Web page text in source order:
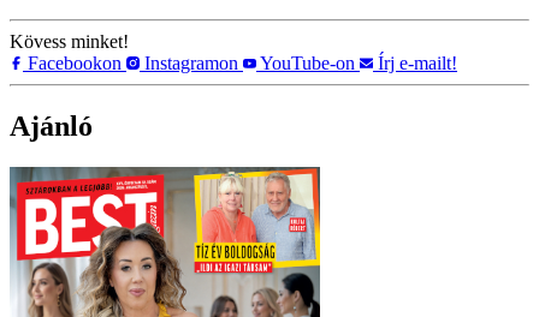
Kövess minket!
Facebookon
Instagramon YouTube-on Írj e-mailt!
Ajánló